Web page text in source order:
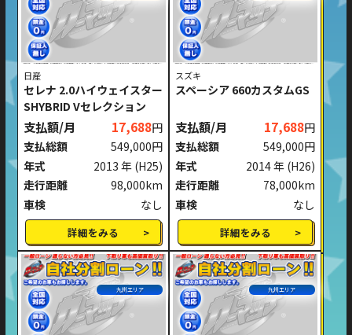
日産
セレナ 2.0ハイウェイスター
SHYBRID Vセレクション
支払額/月 17,688円
支払総額
549,000円
年式
2013 年 (H25)
走行距離
98,000km
車検
なし
詳細をみる
スズキ
スペーシア 660カスタムGS
支払額/月 17,688円
支払総額
549,000円
年式
2014 年 (H26)
走行距離
78,000km
車検
なし
詳細をみる
九州エリア 九州エリア